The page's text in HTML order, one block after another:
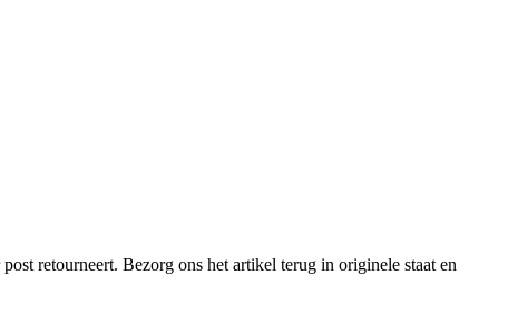
retourneert. Bezorg ons het artikel terug in originele staat en